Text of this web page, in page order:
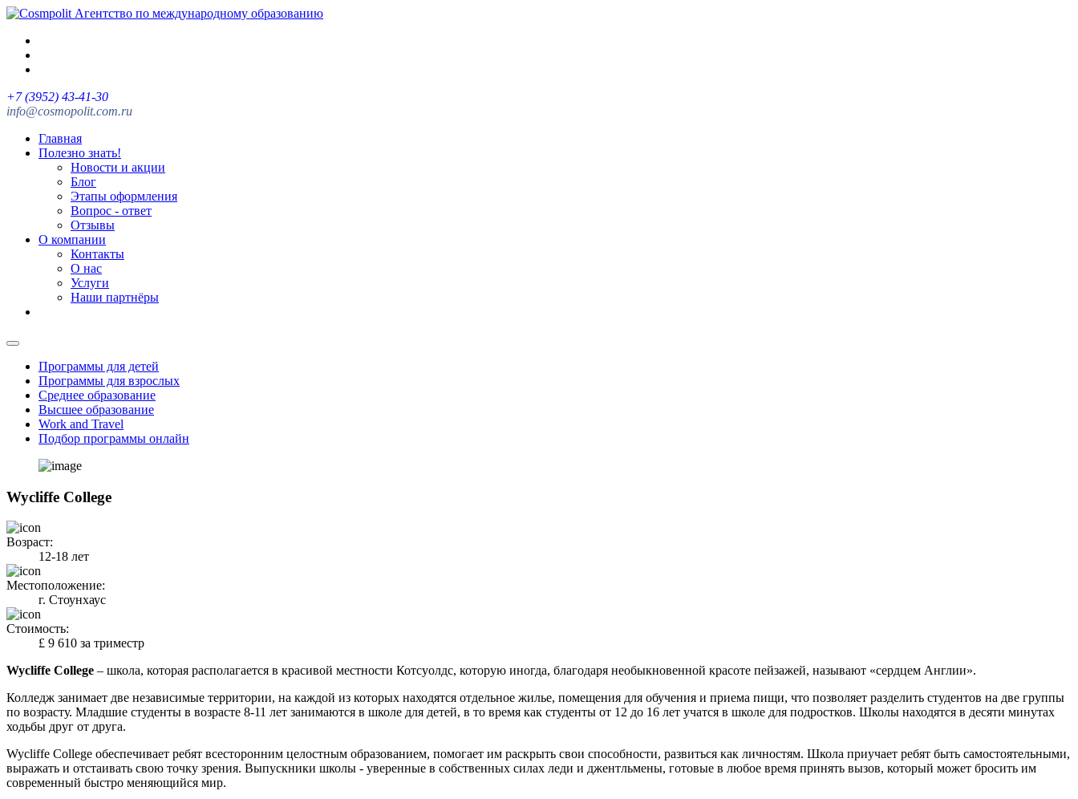
Агентство по международному образованию
+7 (3952) 43-41-30
info@cosmopolit.com.ru
Главная
Полезно знать!
Новости и акции
Блог
Этапы оформления
Вопрос - ответ
Отзывы
О компании
Контакты
О нас
Услуги
Наши партнёры
Программы для детей
Программы для взрослых
Среднее образование
Высшее образование
Work and Travel
Подбор программы онлайн
Wycliffe College
Возраст:
12-18 лет
Местоположение:
г. Стоунхаус
Стоимость:
£ 9 610 за триместр
Wycliffe College – школа, которая располагается в красивой местности Котсуолдс, которую иногда, благодаря необыкновенной красоте пейзажей, называют «сердцем Англии».
Колледж занимает две независимые территории, на каждой из которых находятся отдельное жилье, помещения для обучения и приема пищи, что позволяет разделить студентов на две группы
по возрасту. Младшие студенты в возрасте 8-11 лет занимаются в школе для детей, в то время как студенты от 12 до 16 лет учатся в школе для подростков. Школы находятся в десяти минутах
ходьбы друг от друга.
Wycliffe College обеспечивает ребят всесторонним целостным образованием, помогает им раскрыть свои способности, развиться как личностям. Школа приучает ребят быть самостоятельными,
выражать и отстаивать свою точку зрения. Выпускники школы - уверенные в собственных силах леди и джентльмены, готовые в любое время принять вызов, который может бросить им
современный быстро меняющийся мир.